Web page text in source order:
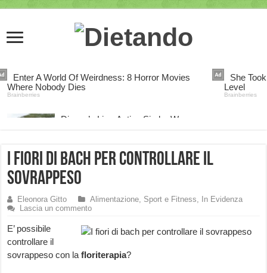
I fiori di bach per controllare il
sovrappeso
Eleonora Gitto Alimentazione, Sport e Fitness,
In Evidenza
Lascia un commento
E’ possibile
controllare il
sovrappeso con la floriterapia?